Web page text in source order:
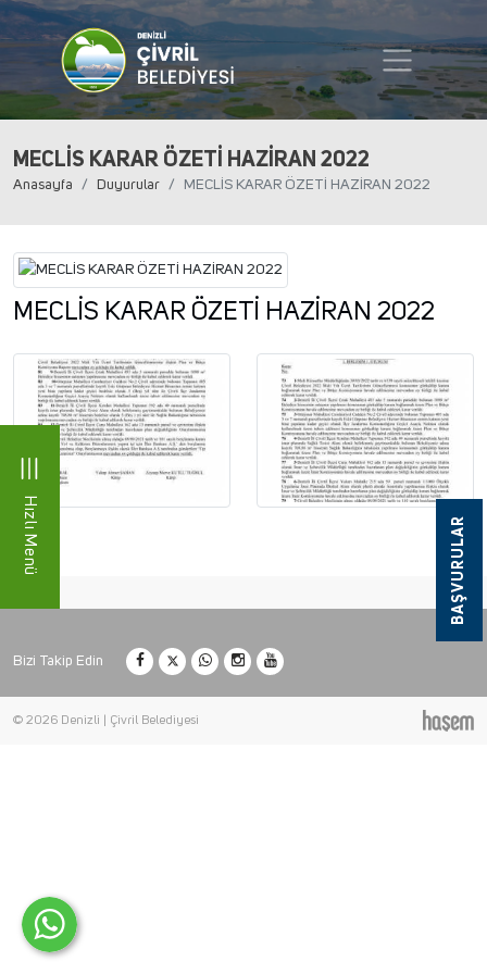
Hızlı Menü BAŞVURULAR
MECLİS KARAR ÖZETİ HAZİRAN 2022
Anasayfa Duyurular MECLİS KARAR ÖZETİ HAZİRAN 2022
MECLİS KARAR ÖZETİ HAZİRAN 2022
Bizi Takip Edin
© 2026 Denizli | Çivril Belediyesi